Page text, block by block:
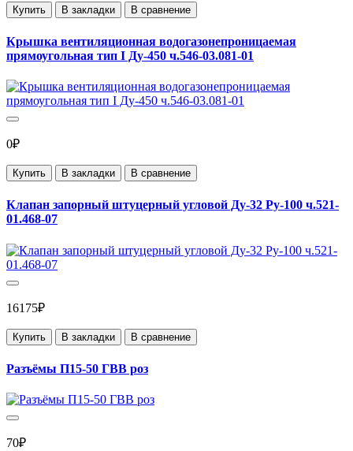
Купить В закладки В сравнение
Крышка вентиляционная водогазонепроницаемая
прямоугольная тип I Ду-450 ч.546-03.081-01
0₽
Купить В закладки В сравнение
Клапан запорный штуцерный угловой Ду-32 Ру-100 ч.521-
01.468-07
16175₽
Купить В закладки В сравнение
Разъёмы П15-50 ГВВ роз
70₽